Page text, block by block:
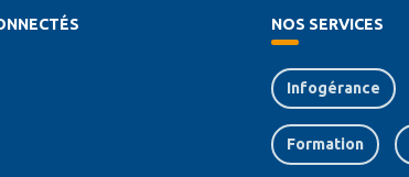
NOS SERVICES
Infogérance
Formation